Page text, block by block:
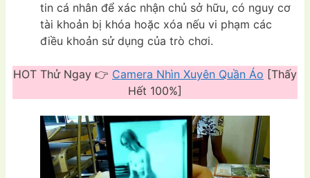
tin cá nhân để xác nhận chủ sở hữu, có nguy cơ
tài khoản bị khóa hoặc xóa nếu vi phạm các
điều khoản sử dụng của trò chơi.
HOT Thử Ngay 👉 Camera Nhìn Xuyên Quần Áo [Thấy
Hết 100%]